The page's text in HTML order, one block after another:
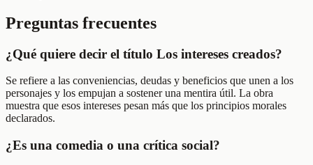
Preguntas frecuentes
¿Qué quiere decir el título Los intereses creados?
Se refiere a las conveniencias, deudas y beneficios que unen a los
personajes y los empujan a sostener una mentira útil. La obra
muestra que esos intereses pesan más que los principios morales
declarados.
¿Es una comedia o una crítica social?